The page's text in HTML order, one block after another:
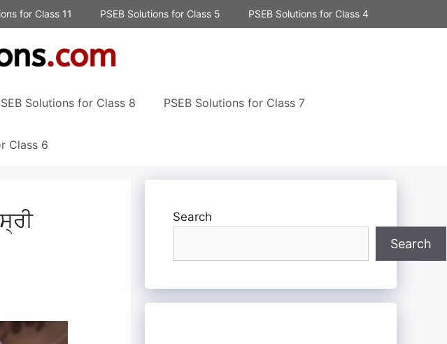
for Class 11 PSEB Solutions for Class 5 PSEB Solutions for Class 4
Solutions for Class 8 PSEB Solutions for Class 7
Class 6
Search
Search